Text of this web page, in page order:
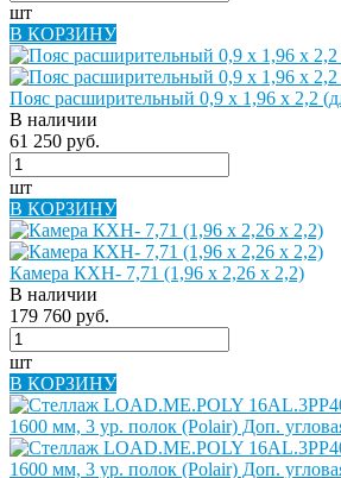
шт
В КОРЗИНУ
Пояс расширительный 0,9 х 1,96 х 2,2
В наличии
61 250 руб.
шт
В КОРЗИНУ
Камера КХН- 7,71 (1,96 х 2,26 х 2,2)
В наличии
179 760 руб.
шт
В КОРЗИНУ